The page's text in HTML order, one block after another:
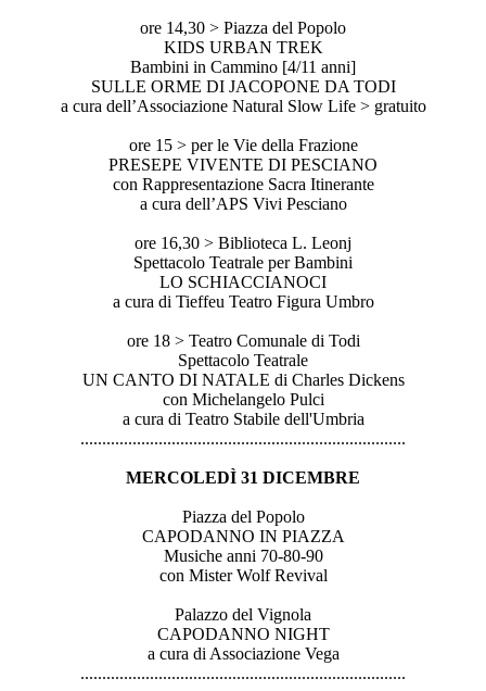
ore 14,30 > Piazza del Popolo
KIDS URBAN TREK
Bambini in Cammino [4/11 anni]
SULLE ORME DI JACOPONE DA TODI
a cura dell’Associazione Natural Slow Life > gratuito
ore 15 > per le Vie della Frazione
PRESEPE VIVENTE DI PESCIANO
con Rappresentazione Sacra Itinerante
a cura dell’APS Vivi Pesciano
ore 16,30 > Biblioteca L. Leonj
Spettacolo Teatrale per Bambini
LO SCHIACCIANOCI
a cura di Tieffeu Teatro Figura Umbro
ore 18 > Teatro Comunale di Todi
Spettacolo Teatrale
UN CANTO DI NATALE di Charles Dickens
con Michelangelo Pulci
a cura di Teatro Stabile dell'Umbria
...........................................................................
MERCOLEDÌ 31 DICEMBRE
Piazza del Popolo
CAPODANNO IN PIAZZA
Musiche anni 70-80-90
con Mister Wolf Revival
Palazzo del Vignola
CAPODANNO NIGHT
a cura di Associazione Vega
...........................................................................